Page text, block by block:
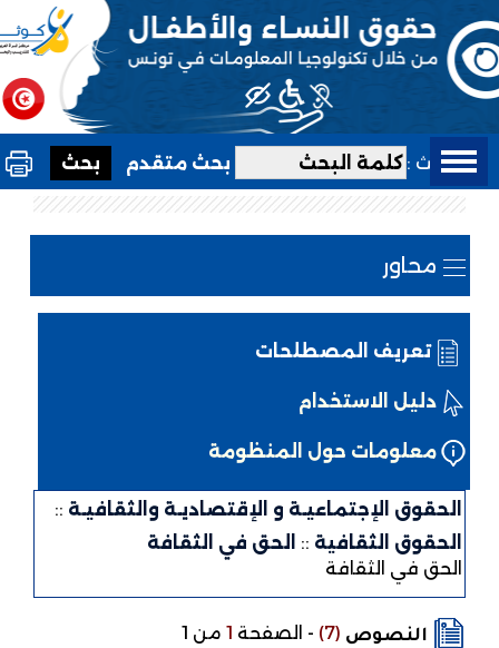
بحث : بحث متقدم
محاور
تعريف المصطلحات
دليل الاستخدام
معلومات حول المنظومة
الحقوق الإجتماعيـة و الإقتصاديـة والثقافيـة ::
الحقوق الثقافية :: الحق في الثقافة
الحق في الثقافة
النصوص (7)
-الصفحة1من 1